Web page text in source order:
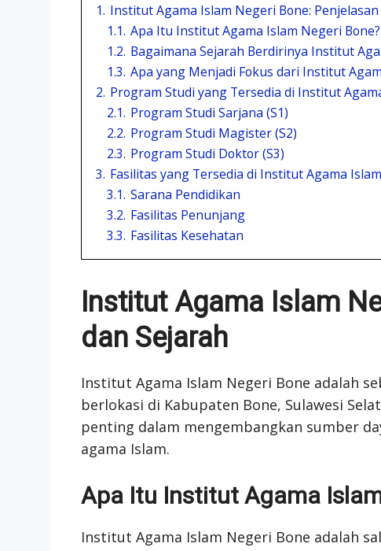
1. Institut Agama Islam Negeri Bone:
1.1. Apa Itu Institut Agama Islam Negeri Bone?
1.2. Bagaimana Sejarah Berdirinya Institut
1.3. Apa yang Menjadi Fokus dari Institut
2. Program Studi yang Tersedia di Institut
2.1. Program Studi Sarjana (S1)
2.2. Program Studi Magister (S2)
2.3. Program Studi Doktor (S3)
3. Fasilitas yang Tersedia di Institut Agama
3.1. Sarana Pendidikan
3.2. Fasilitas Penunjang
3.3. Fasilitas Kesehatan
Institut Agama Islam
dan Sejarah
Institut Agama Islam Negeri Bone adalah
berlokasi di Kabupaten Bone, Sulawesi
penting dalam mengembangkan sumber
agama Islam.
Apa Itu Institut Agama
Institut Agama Islam Negeri Bone adalah